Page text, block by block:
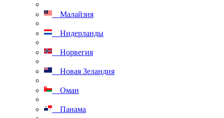
Малайзия
Нидерланды
Норвегия
Новая Зеландия
Оман
Панама